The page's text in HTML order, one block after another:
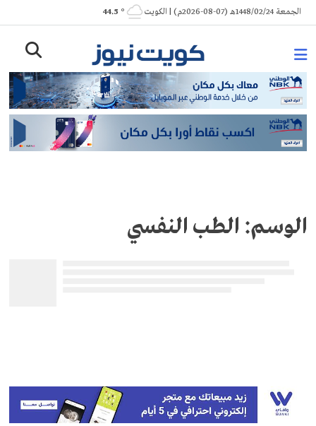
Skip
to
الجمعة 1448/02/24هـ (07-08-2026م) | الكويت ° 44.5
الوسم: الطب النفسي